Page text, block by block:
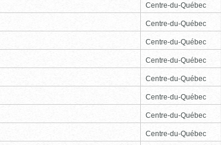
Centre-du-Québec
Centre-du-Québec
Centre-du-Québec
Centre-du-Québec
Centre-du-Québec
Centre-du-Québec
Centre-du-Québec
Centre-du-Québec